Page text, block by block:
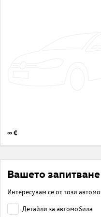
∞ €
Вашето
Интересувам се от този
Детайли за автомобила